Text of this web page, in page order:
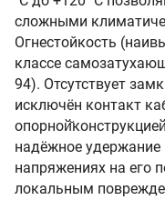
сложными
Огнестойкость
классе
94). Отсутствует
исключён контакт
надёжное
напряжениях на его
локальным